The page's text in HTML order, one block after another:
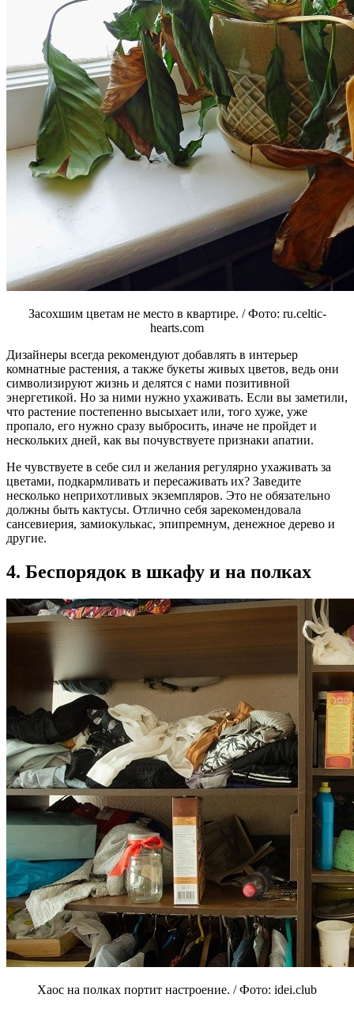
Засохшим цветам не место в квартире. / Фото: ru.celtic-
hearts.com
Дизайнеры всегда рекомендуют добавлять в интерьер
комнатные растения, а также букеты живых цветов, ведь они
символизируют жизнь и делятся с нами позитивной
энергетикой. Но за ними нужно ухаживать. Если вы заметили,
что растение постепенно высыхает или, того хуже, уже
пропало, его нужно сразу выбросить, иначе не пройдет и
нескольких дней, как вы почувствуете признаки апатии.
Не чувствуете в себе сил и желания регулярно ухаживать за
цветами, подкармливать и пересаживать их? Заведите
несколько неприхотливых экземпляров. Это не обязательно
должны быть кактусы. Отлично себя зарекомендовала
сансевиерия, замиокулькас, эпипремнум, денежное дерево и
другие.
4. Беспорядок в шкафу и на полках
Хаос на полках портит настроение. / Фото: idei.club